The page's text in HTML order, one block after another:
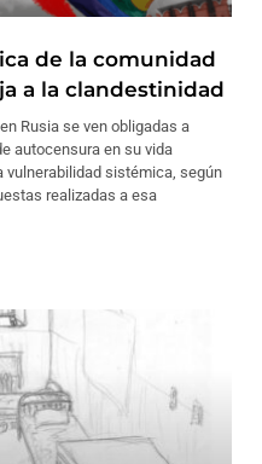
de la comunidad
a la clandestinidad
Rusia se ven obligadas a
autocensura en su vida
sistémica, según
realizadas a esa